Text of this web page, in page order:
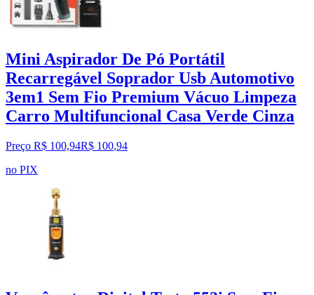
Mini Aspirador De Pó Portátil
Recarregável Soprador Usb Automotivo
3em1 Sem Fio Premium Vácuo Limpeza
Carro Multifuncional Casa Verde Cinza
Preço R$ 100,94R$ 100,94
no PIX